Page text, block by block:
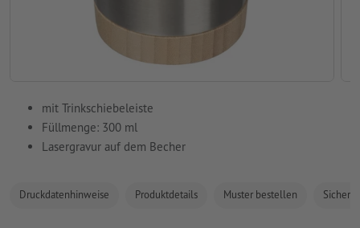
mit Trinkschiebeleiste
Füllmenge: 300 ml
Lasergravur auf dem Becher
Druckdatenhinweise Produktdetails Muster bestellen